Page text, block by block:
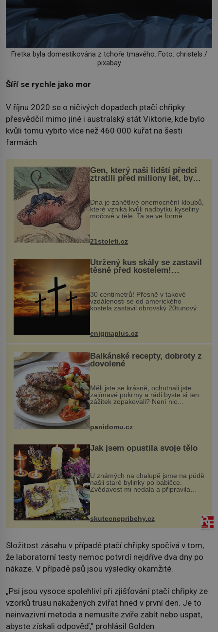
Fretka byla domestikována z tchoře tmavého. Foto: christels /
pixabay
Šíří se rychle jako mor
V říjnu 2020 se o ničivých dopadech ptačí chřipky
přesvědčil mimo jiné i australský stát Viktorie, kde bylo
kvůli tomu vybito více než 460 000 kuřat na šesti
farmách.
Gen, který naši lidští předci
ztratili před miliony let, by
mohl pomoci s léčbou
„nemoci králů“
Dna je zánětlivé onemocnění kloubů,
které vzniká kvůli nadbytku kyseliny
močové v těle. Ta se ve formě
nohou, a způsobuje bole...
21stoleti.cz
Utržený kus skály se zastavil
těsně před kostelem!
Ochránila ho boží síla?
30 centimetrů! Přesně v takové
vzdálenosti se od amerického
kostela zastavil obrovský 20tunový
...
enigmaplus.cz
Balkánské recepty, dobroty z
dovolené
Měli jste se krásně, ochutnali jste
zajímavé pokrmy a rádi byste si ten
zážitek zopakovali? Není nic
snazšího. Pljeskavica (10 porcí)
Možná jste ji ochutnali na dovolené v
panidomu.cz
Jak jsem opustila svoje tělo
U známých na chalupě jsme na půdě
našli staré bylinky po babičce.
Zvědavost mi nedala a připravila
jsem si z nich lektvar… Zimní pobyt
na chalupě se pro mě vlastní vinou
změnil v děsivý zážitek, na kt...
skutecnepribehy.cz
Složitost zásahu v případě ptačí chřipky spočívá v tom,
že laboratorní testy nemoc potvrdí nejdříve dva dny po
nákaze. V případě psů jsou výsledky okamžité.
„Psi jsou vysoce spolehliví při zjišťování ptačí chřipky ze
vzorků trusu nakažených zvířat hned v první den. Je to
neinvazivní metoda a nemusíte zvíře zabít nebo uspat,
abyste získali odpověď,“ prohlásil Golden.